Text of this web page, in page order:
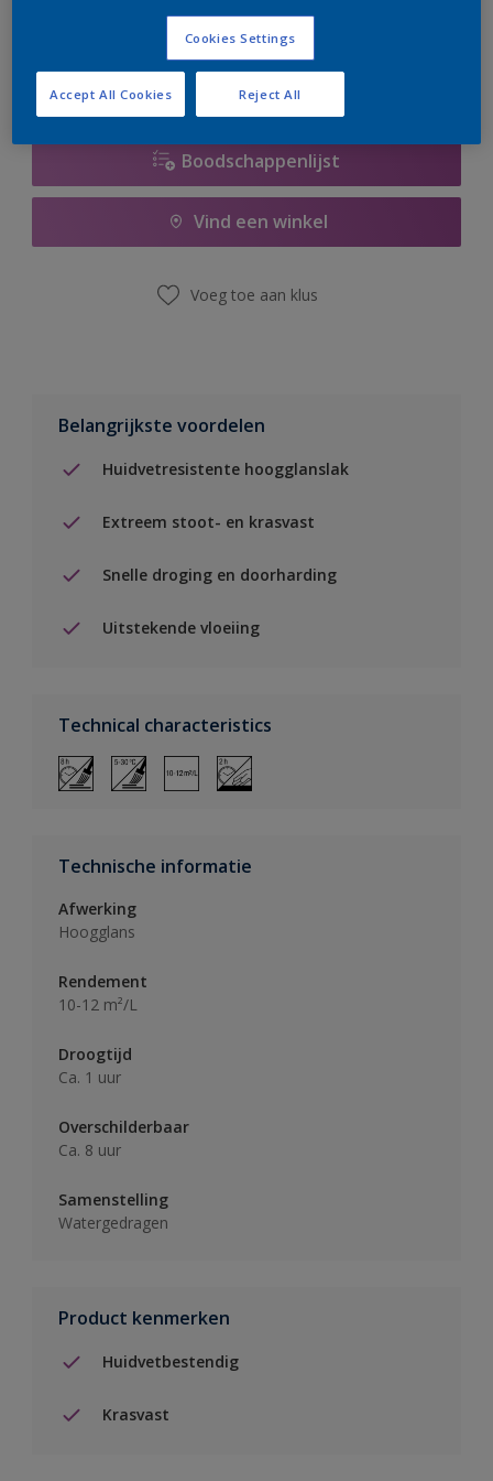
er hard aan om de voorraad aan te vullen.
Boodschappenlijst
Vind een winkel
Voeg toe aan klus
Belangrijkste voordelen
Huidvetresistente hoogglanslak
Extreem stoot- en krasvast
Snelle droging en doorharding
Uitstekende vloeiing
Technical characteristics
Technische informatie
Afwerking
Hoogglans
Rendement
10-12 m²/L
Droogtijd
Ca. 1 uur
Overschilderbaar
Ca. 8 uur
Samenstelling
Watergedragen
Product kenmerken
Huidvetbestendig
Krasvast
Cookies Settings
Reject All
Accept All Cookies